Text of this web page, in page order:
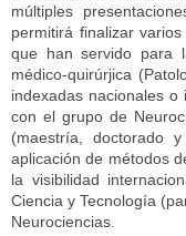
múltiples
permitirá finalizar
que han servido para
médico-quirúrjica
indexadas nacionales
con el grupo de
(maestría, doctorado
aplicación de métodos
la visibilidad
Ciencia y Tecnología
Neurociencias.